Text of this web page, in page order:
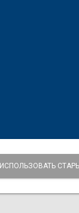
ИСПОЛЬЗОВАТЬ